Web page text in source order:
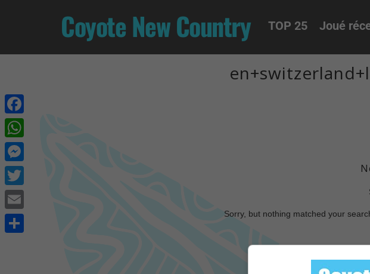
Coyote New Country TOP 25 Joué
Sorry, but nothing matched your
Facebook
WhatsApp
Messenger
Twitter
Email